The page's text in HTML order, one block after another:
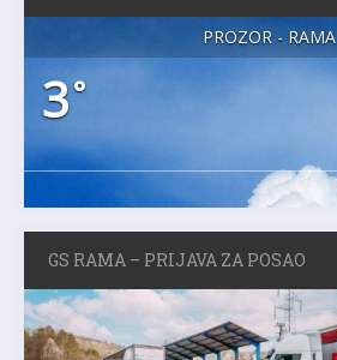
PROZOR - RAMA
3°
GS RAMA – PRIJAVA ZA POSAO